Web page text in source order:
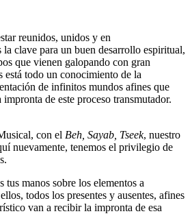
reunidos, unidos y en
la clave para un buen desarrollo espiritual,
que vienen galopando con gran
está todo un conocimiento de la
de infinitos mundos afines que
de este proceso transmutador.
con el Beh, Sayab, Tseek, nuestro
nuevamente, tenemos el privilegio de
tus manos sobre los elementos a
todos los presentes y ausentes, afines
van a recibir la impronta de esa